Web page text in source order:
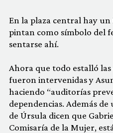
En la plaza central hay un
pintan como símbolo del
sentarse ahí.
Ahora que todo estalló las
fueron intervenidas y
haciendo “auditorías
dependencias. Además
de Úrsula dicen que
Comisaría de la Mujer,